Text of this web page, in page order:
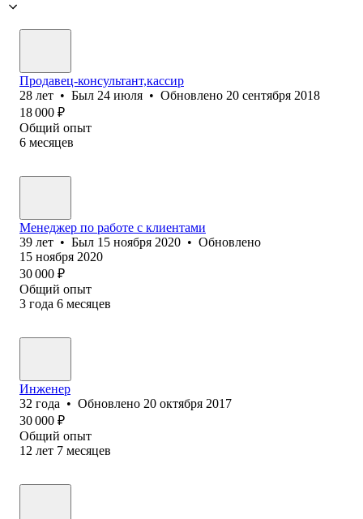
Продавец-консультант,кассир
28 лет • Был 24 июля • Обновлено 20 сентября 2018
18 000 ₽
Общий опыт
6 месяцев
Менеджер по работе с клиентами
39 лет • Был 15 ноября 2020 • Обновлено
15 ноября 2020
30 000 ₽
Общий опыт
3 года 6 месяцев
Инженер
32 года • Обновлено 20 октября 2017
30 000 ₽
Общий опыт
12 лет 7 месяцев